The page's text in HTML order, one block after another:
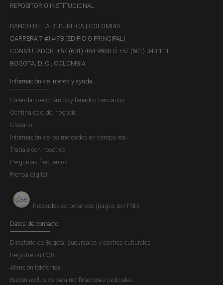
Código:58
Cuenta nacional (Bogotá)
Bancamía
Cuenta nacional (Bogotá, Medellín, Cali, Barranquilla,
Bucaramanga, Manizales, Cartagena y Pereira)
Banco Pichincha S. A.
Código:
Cuenta nacional (Bogotá, Medellín, Cali, Barranquilla,
Bucaramanga, Manizales, Cartagena y Pereira)
Bancoomeva
Cuenta nacional (Bogotá, Medellín, Cali, Barranquilla,
Bucaramanga, Manizales, Cartagena y Pereira)
Banco Falabella S. A.
Código:62
Cuenta nacional (Bogotá, Medellín, Cali, Barranquilla,
Bucaramanga, Manizales, Cartagena y Pereira)
REPOSITORIO INSTITUCIONAL
BANCO DE LA REPÚBLICA | COLOMBIA
CARRERA 7 #14-78 (EDIFICIO PRINCIPAL)
CONMUTADOR: +57 (601) 484-9980 Ó +57 (601) 343-1111
BOGOTÁ, D. C., COLOMBIA
Información de interés y ayuda
Calendario económico y feriados bancarios
Continuidad del negocio
Glosario
Información de los mercados en tiempo real
Trabaje con nosotros
Preguntas frecuentes
Prensa digital
Recaudos corporativos (pagos por PSE)
Datos de contacto
Directorio de Bogotá, sucursales y centros culturales
Registre su PQR
Atención telefónica
Buzón exclusivo para notificaciones judiciales